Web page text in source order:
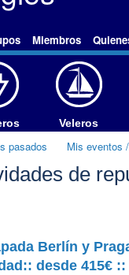
Miembros
Veleros
pasados Mis eventos
de
Berlín y
desde 415€